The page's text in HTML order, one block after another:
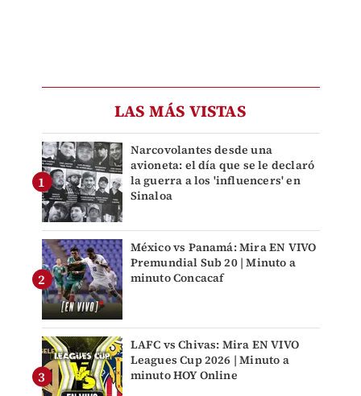
LAS MÁS VISTAS
Narcovolantes desde una
avioneta: el día que se le declaró
la guerra a los 'influencers' en
Sinaloa
México vs Panamá: Mira EN VIVO
Premundial Sub 20 | Minuto a
minuto Concacaf
LAFC vs Chivas: Mira EN VIVO
Leagues Cup 2026 | Minuto a
minuto HOY Online